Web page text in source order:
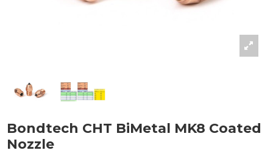
Bondtech CHT BiMetal MK8 Coated
Nozzle